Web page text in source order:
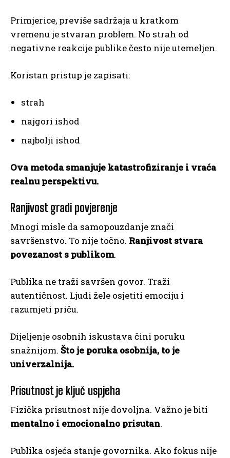
Primjerice, previše sadržaja u kratkom
vremenu je stvaran problem. No strah od
negativne reakcije publike često nije utemeljen.
Koristan pristup je zapisati:
strah
najgori ishod
najbolji ishod
Ova metoda smanjuje katastrofiziranje i vraća
realnu perspektivu.
Ranjivost gradi povjerenje
Mnogi misle da samopouzdanje znači
savršenstvo. To nije točno. Ranjivost stvara
povezanost s publikom.
Publika ne traži savršen govor. Traži
autentičnost. Ljudi žele osjetiti emociju i
razumjeti priču.
Dijeljenje osobnih iskustava čini poruku
snažnijom. Što je poruka osobnija, to je
univerzalnija.
Prisutnost je ključ uspjeha
Fizička prisutnost nije dovoljna. Važno je biti
mentalno i emocionalno prisutan.
Publika osjeća stanje govornika. Ako fokus nije